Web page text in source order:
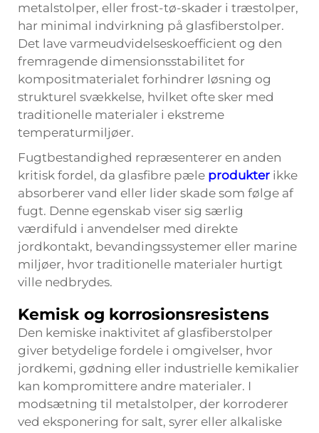
metalstolper, eller frost-tø-skader i træstolper,
har minimal indvirkning på glasfiberstolper.
Det lave varmeudvidelseskoefficient og den
fremragende dimensionsstabilitet for
kompositmaterialet forhindrer løsning og
strukturel svækkelse, hvilket ofte sker med
traditionelle materialer i ekstreme
temperaturmiljøer.
Fugtbestandighed repræsenterer en anden
kritisk fordel, da glasfibre pæle produkter ikke
absorberer vand eller lider skade som følge af
fugt. Denne egenskab viser sig særlig
værdifuld i anvendelser med direkte
jordkontakt, bevandingssystemer eller marine
miljøer, hvor traditionelle materialer hurtigt
ville nedbrydes.
Kemisk og korrosionsresistens
Den kemiske inaktivitet af glasfiberstolper
giver betydelige fordele i omgivelser, hvor
jordkemi, gødning eller industrielle kemikalier
kan kompromittere andre materialer. I
modsætning til metalstolper, der korroderer
ved eksponering for salt, syrer eller alkaliske